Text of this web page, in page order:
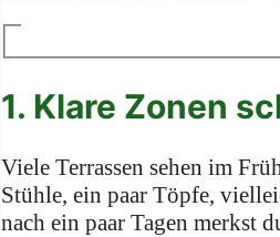
1. Klare Zonen
Viele Terrassen sehen im
Stühle, ein paar Töpfe,
nach ein paar Tagen merkst